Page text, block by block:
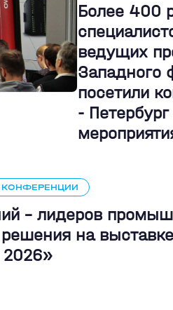
Более 400
ведущих
Западного
посетили
-
- лидеров
решения на
2026»